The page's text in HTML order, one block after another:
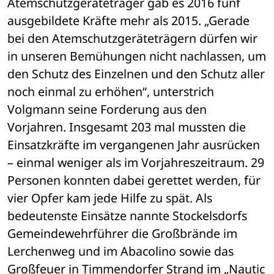
ausgebildete Kräfte mehr als 2015. „Gerade
bei den Atemschutzgeräteträgern dürfen wir
in unseren Bemühungen nicht nachlassen, um
den Schutz des Einzelnen und den Schutz aller
noch einmal zu erhöhen“, unterstrich
Volgmann seine Forderung aus den
Vorjahren. Insgesamt 203 mal mussten die
Einsatzkräfte im vergangenen Jahr ausrücken
– einmal weniger als im Vorjahreszeitraum. 29
Personen konnten dabei gerettet werden, für
vier Opfer kam jede Hilfe zu spät. Als
bedeutenste Einsätze nannte Stockelsdorfs
Gemeindewehrführer die Großbrände im
Lerchenweg und im Abacolino sowie das
Großfeuer in Timmendorfer Strand im „Nautic